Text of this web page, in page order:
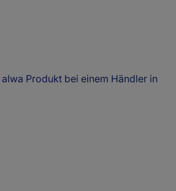
Produkt bei einem Händler in